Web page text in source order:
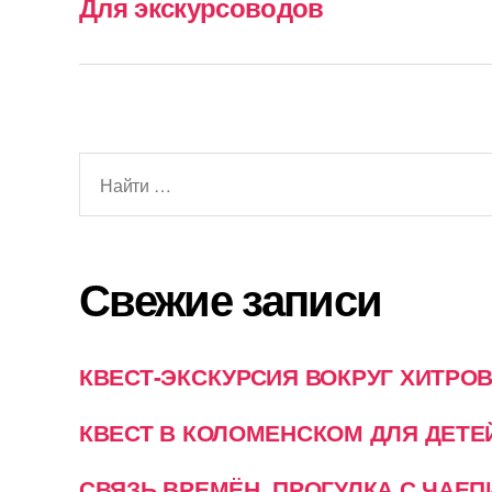
Свежие записи
КВЕСТ-ЭКСКУРСИЯ ВОКРУГ
КВЕСТ В КОЛОМЕНСКОМ ДЛЯ